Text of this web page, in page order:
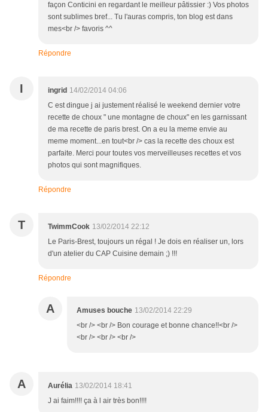
façon Conticini en regardant le meilleur pâtissier :) Vos photos
sont sublimes bref... Tu l'auras compris, ton blog est dans
mes<br /> favoris ^^
Répondre
I ingrid 14/02/2014 04:06
C est dingue j ai justement réalisé le weekend dernier votre
recette de choux " une montagne de choux" en les garnissant
de ma recette de paris brest. On a eu la meme envie au
meme moment...en tout<br /> cas la recette des choux est
parfaite. Merci pour toutes vos merveilleuses recettes et vos
photos qui sont magnifiques.
Répondre
T TwimmCook 13/02/2014 22:12
Le Paris-Brest, toujours un régal ! Je dois en réaliser un, lors
d'un atelier du CAP Cuisine demain ;) !!!
Répondre
A Amuses bouche 13/02/2014 22:29
<br /> <br /> Bon courage et bonne chance!!<br />
<br /> <br /> <br />
A Aurélia 13/02/2014 18:41
J ai faim!!!! ça à l air très bon!!!!